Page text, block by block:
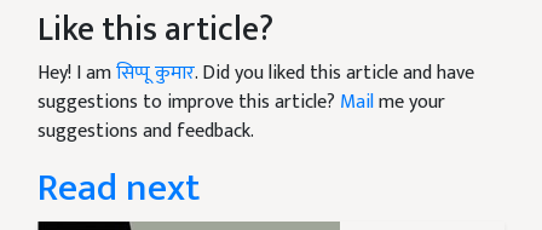
Like this article?
Hey! I amसिप्पू कुमार. Did you liked this article and have
suggestions to improve this article? Mailme your
suggestions and feedback.
Read next